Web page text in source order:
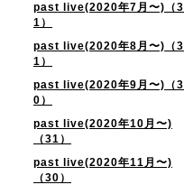
past live(2020年7月〜)（3
1）
past live(2020年8月〜)（3
1）
past live(2020年9月〜)（3
0）
past live(2020年10月〜)
（31）
past live(2020年11月〜)
（30）